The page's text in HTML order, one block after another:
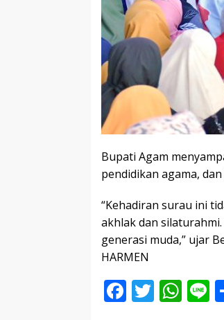
Bupati Agam
pendidikan agama,
“Kehadiran surau ini
akhlak dan
generasi muda,” ujar
HARMEN
F T W